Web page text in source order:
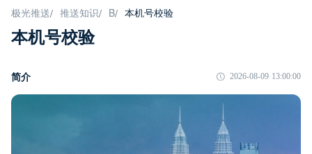
极光推送/ 推送知识/ B/ 本机号校验
本机号校验
简介 2026-08-09 13:00:00